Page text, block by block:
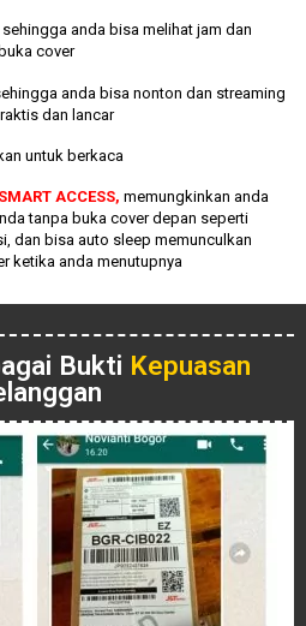
sehingga anda bisa melihat jam dan
cover
anda bisa nonton dan streaming
dan lancar
untuk berkaca
ACCESS, memungkinkan anda
tanpa buka cover depan seperti
dan bisa auto sleep memunculkan
ketika anda menutupnya
Bukti Kepuasan